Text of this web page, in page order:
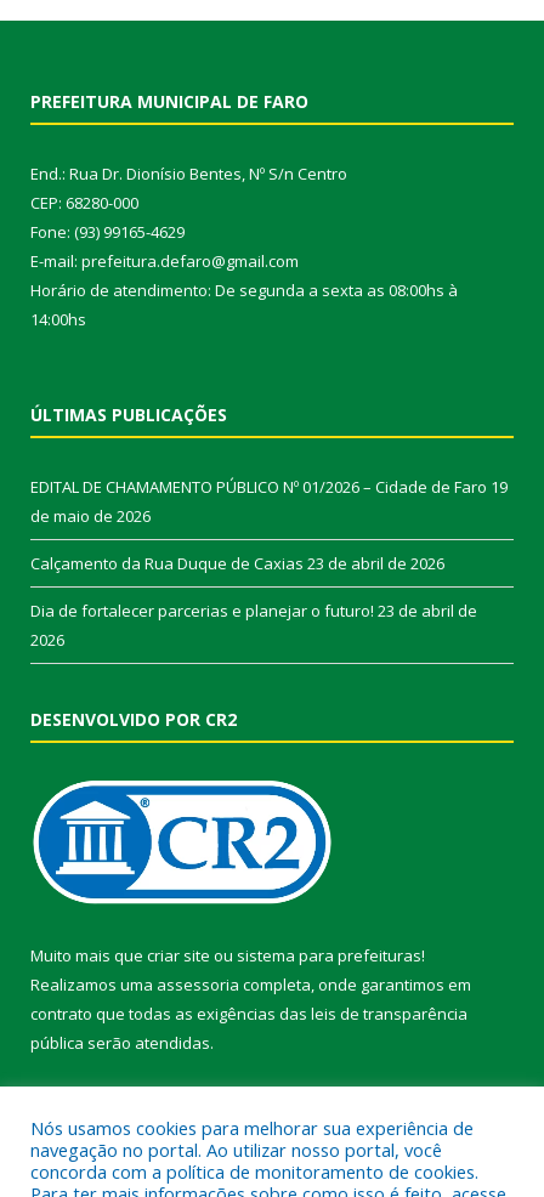
PREFEITURA MUNICIPAL DE FARO
End.: Rua Dr. Dionísio Bentes, Nº S/n Centro
CEP: 68280-000
Fone: (93) 99165-4629
E-mail: prefeitura.defaro@gmail.com
Horário de atendimento: De segunda a sexta as 08:00hs à
14:00hs
ÚLTIMAS PUBLICAÇÕES
EDITAL DE CHAMAMENTO PÚBLICO Nº 01/2026 – Cidade de Faro 19
de maio de 2026
Calçamento da Rua Duque de Caxias 23 de abril de 2026
Dia de fortalecer parcerias e planejar o futuro! 23 de abril de
2026
DESENVOLVIDO POR CR2
Muito mais que criar site ou sistema para prefeituras!
Realizamos uma assessoria completa, onde garantimos em
contrato que todas as exigências das leis de transparência
pública serão atendidas.
Nós usamos cookies para melhorar sua experiência de
navegação no portal. Ao utilizar nosso portal, você
concorda com a política de monitoramento de cookies.